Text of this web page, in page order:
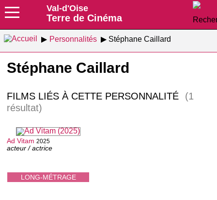
Val-d'Oise
Terre de Cinéma
Personnalités Stéphane Caillard
Stéphane Caillard
FILMS LIÉS À CETTE PERSONNALITÉ
(1
résultat)
LONG-MÉTRAGE
Ad Vitam 2025
acteur / actrice